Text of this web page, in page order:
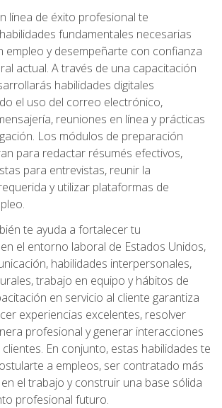
línea de éxito profesional te
fundamentales necesarias
empleo y desempeñarte con confianza
actual. A través de una capacitación
habilidades digitales
el uso del correo electrónico,
reuniones en línea y prácticas
Los módulos de preparación
para redactar résumés efectivos,
para entrevistas, reunir la
y utilizar plataformas de
te ayuda a fortalecer tu
el entorno laboral de Estados Unidos,
habilidades interpersonales,
trabajo en equipo y hábitos de
en servicio al cliente garantiza
experiencias excelentes, resolver
profesional y generar interacciones
En conjunto, estas habilidades te
a empleos, ser contratado más
el trabajo y construir una base sólida
profesional futuro.